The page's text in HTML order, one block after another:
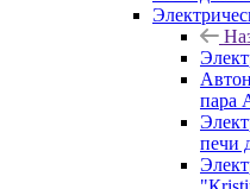
пара
печи